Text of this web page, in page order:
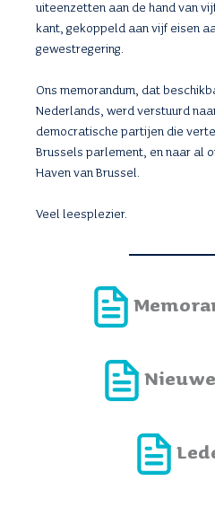
uiteenzetten aan de hand van
kant, gekoppeld aan vijf eisen
gewestregering.
Ons memorandum, dat
Nederlands, werd verstuurd
democratische partijen die
Brussels parlement, en naar al
Haven van Brussel.
Veel leesplezier.